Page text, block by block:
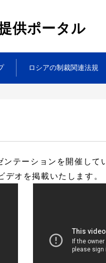
供ポータル
ロシアの制裁関連法規
テーションを開催して
オを掲載いたします。